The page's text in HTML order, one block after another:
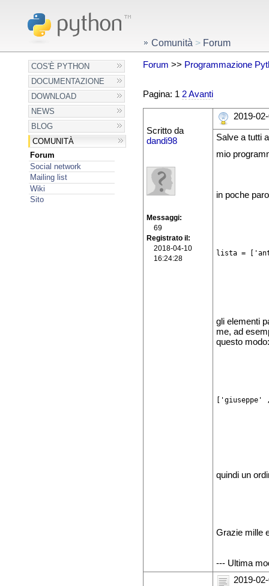
COS'È PYTHON
DOCUMENTAZIONE
DOWNLOAD
NEWS
BLOG
COMUNITÀ
Forum
Social network
Mailing list
Wiki
Sito
Comunità > Forum
Forum >> Programmazione
Pagina: 1 2Avanti
Scritto da
dandi98
Messaggi
69
Registrato il
2018-04-10
16:24:28
2019-
Salve a tutti
mio
in poche
lista =
gli elementi
me, ad
questo modo:
quindi un
Grazie mille
--- Ultima
2019-